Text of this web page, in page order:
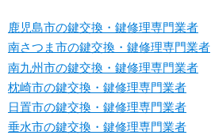
鹿児島市の鍵交換・鍵修理専門業者
南さつま市の鍵交換・鍵修理専門業者
南九州市の鍵交換・鍵修理専門業者
枕崎市の鍵交換・鍵修理専門業者
日置市の鍵交換・鍵修理専門業者
垂水市の鍵交換・鍵修理専門業者